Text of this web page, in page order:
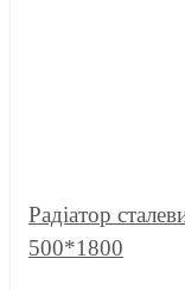
Радіатор
500*1800